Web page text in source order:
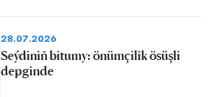
28.07.2026
Seýdiniň bitumy: önümçilik ösüşli
depginde